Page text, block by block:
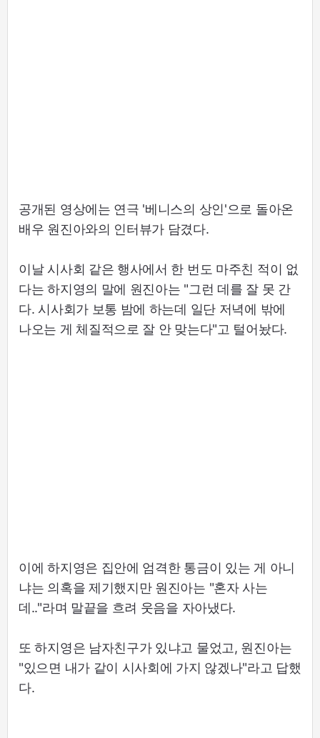
공개된 영상에는 연극 '베니스의 상인'으로 돌아온
배우 원진아와의 인터뷰가 담겼다.
이날 시사회 같은 행사에서 한 번도 마주친 적이 없
다는 하지영의 말에 원진아는 "그런 데를 잘 못 간
다. 시사회가 보통 밤에 하는데 일단 저녁에 밖에
나오는 게 체질적으로 잘 안 맞는다"고 털어놨다.
이에 하지영은 집안에 엄격한 통금이 있는 게 아니
냐는 의혹을 제기했지만 원진아는 "혼자 사는
데.."라며 말끝을 흐려 웃음을 자아냈다.
또 하지영은 남자친구가 있냐고 물었고, 원진아는
"있으면 내가 같이 시사회에 가지 않겠나"라고 답했
다.